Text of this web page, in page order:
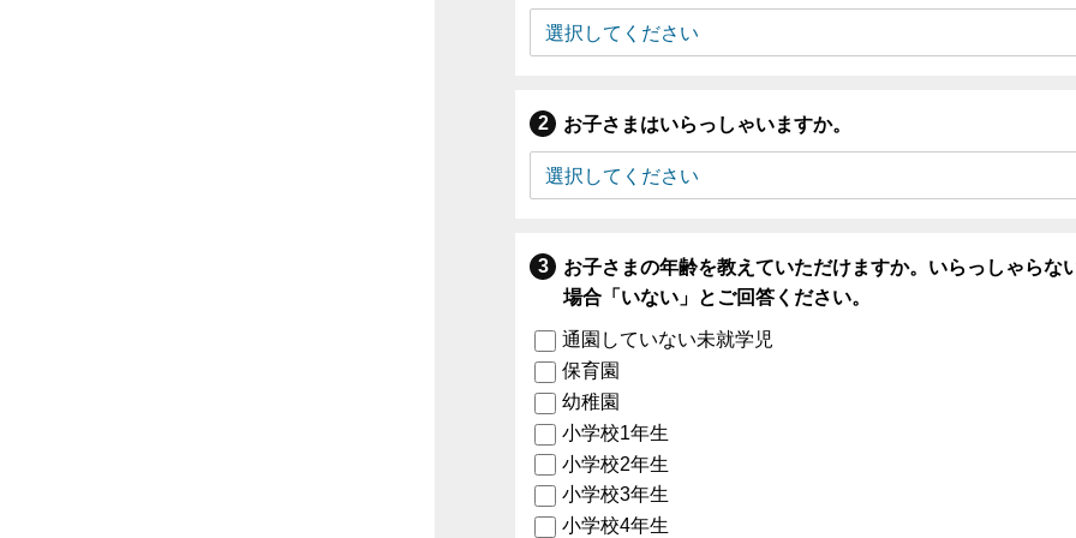
お子さまはいらっしゃいますか。
お子さまの年齢を教えていただけますか。いらっしゃらな
場合「いない」とご回答ください。
通園していない未就学児
保育園
幼稚園
小学校1年生
小学校2年生
小学校3年生
小学校4年生